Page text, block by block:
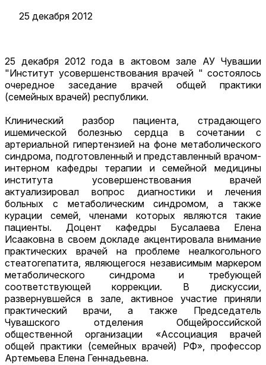
25 декабря 2012
25 декабря 2012 года в актовом зале АУ Чувашии
"Институт усовершенствования врачей " состоялось
очередное заседание врачей общей практики
(семейных врачей) республики.
Клинический разбор пациента, страдающего
ишемической болезнью сердца в сочетании с
артериальной гипертензией на фоне метаболического
синдрома, подготовленный и представленный врачом-
интерном кафедры терапии и семейной медицины
института усовершенствования врачей
актуализировал вопрос диагностики и лечения
больных с метаболическим синдромом, а также
курации семей, членами которых являются такие
пациенты. Доцент кафедры Бусалаева Елена
Исааковна в своем докладе акцентировала внимание
практических врачей на проблеме неалкогольного
стеатогепатита, являющегося независимым маркером
метаболического синдрома и требующей
соответствующей коррекции. В дискуссии,
развернувшейся в зале, активное участие приняли
практический врачи, а также Председатель
Чувашского отделения Общейроссийской
общественной организации «Ассоциация врачей
общей практики (семейных врачей) РФ», профессор
Артемьева Елена Геннадьевна.